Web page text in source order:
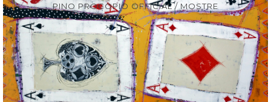
PINO PROCOPIO OFFICIAL/ MOSTRE